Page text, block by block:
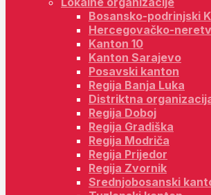
Bosansko-podrinjski
Hercegovačko-
Kanton 10
Kanton Sarajevo
Posavski kanton
Regija Banja Luka
Distriktna
Regija Doboj
Regija Gradiška
Regija Modriča
Regija Prijedor
Regija Zvornik
Srednjobosanski